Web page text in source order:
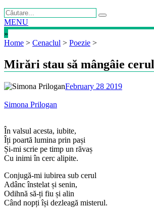
MENU
»
Home > Cenaclul > Poezie >
Mirări stau să mângâie cerul
February 28 2019
Simona Prilogan
În valsul acesta, iubite,
Îți poartă lumina prin pași
Și-mi scrie pe timp un răvaș
Cu inimi în cerc alipite.
Conjugă-mi iubirea sub cerul
Adânc înstelat și senin,
Odihnă să-ți fiu și alin
Când nopți își dezleagă misterul.